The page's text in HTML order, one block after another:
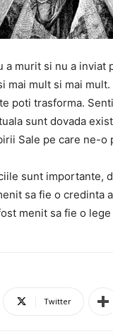
a murit si nu a inviat
mai mult si mai
poti trasforma.
sunt dovada
Sale pe care ne-o
sunt importante,
sa fie o credinta
menit sa fie o
Twitter